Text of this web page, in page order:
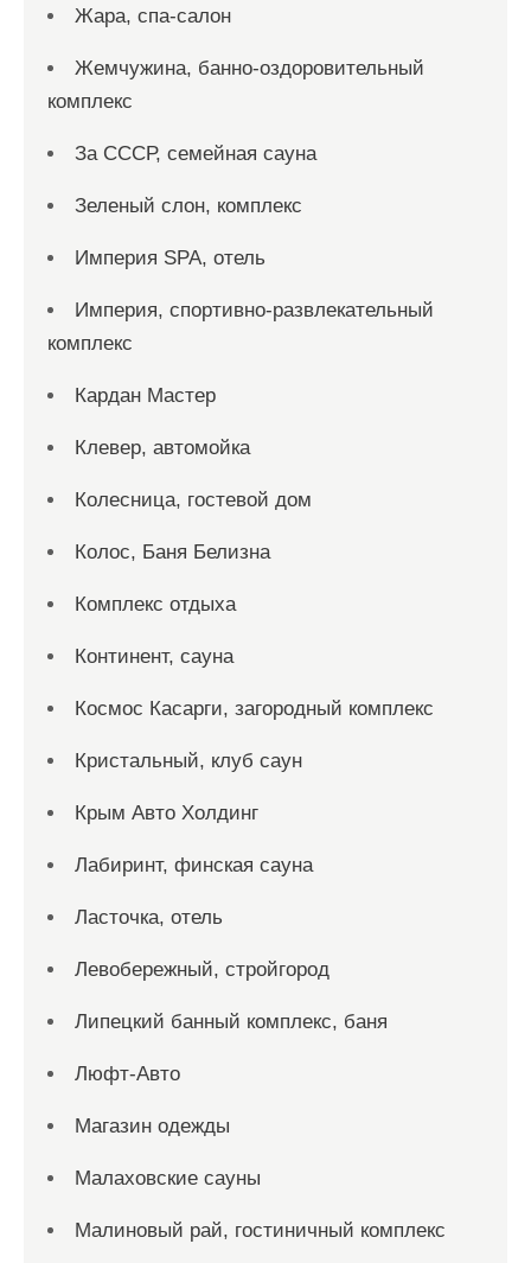
Жара, спа-салон
Жемчужина, банно-оздоровительный
комплекс
За СССР, семейная сауна
Зеленый слон, комплекс
Империя SPA, отель
Империя, спортивно-развлекательный
комплекс
Кардан Мастер
Клевер, автомойка
Колесница, гостевой дом
Колос, Баня Белизна
Комплекс отдыха
Континент, сауна
Космос Касарги, загородный комплекс
Кристальный, клуб саун
Крым Авто Холдинг
Лабиринт, финская сауна
Ласточка, отель
Левобережный, стройгород
Липецкий банный комплекс, баня
Люфт-Авто
Магазин одежды
Малаховские сауны
Малиновый рай, гостиничный комплекс